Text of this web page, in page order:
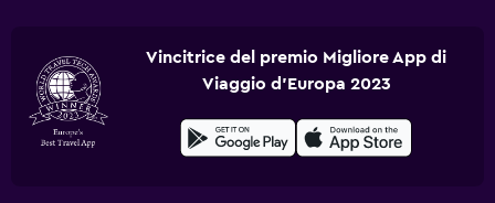
Vincitrice del premio Migliore App di
Viaggio d'Europa 2023